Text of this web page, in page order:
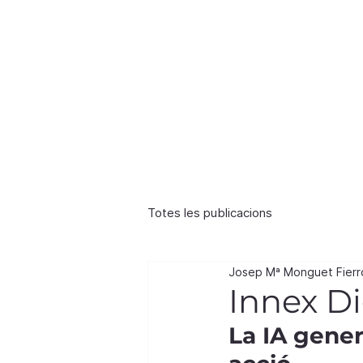
inn
Totes les publicacions
Innex
Josep Mª Monguet
La IA